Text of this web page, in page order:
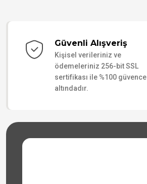
Güvenli Alışveriş
Kişisel verileriniz ve
ödemeleriniz 256-bit SSL
sertifikası ile %100 güvence
altındadır.